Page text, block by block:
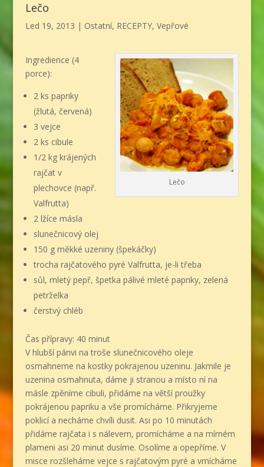
Lečo
Led 19, 2013 | Ostatní, RECEPTY, Vepřové
Lečo
Ingredience (4
porce):
2 ks papriky
(žlutá, červená)
3 vejce
2 ks cibule
1/2 kg krájených
rajčat v
plechovce (např.
Valfrutta)
2 lžíce másla
slunečnicový olej
150 g měkké uzeniny (špekáčky)
trocha rajčatového pyré Valfrutta, je-li třeba
sůl, mletý pepř, špetka pálivé mleté papriky, zelená
petrželka
čerstvý chléb
Čas přípravy: 40 minut
V hlubší pánvi na troše slunečnicového oleje
osmahneme na kostky pokrajenou uzeninu. Jakmile je
uzenina osmahnuta, dáme ji stranou a místo ní na
másle zpěníme cibuli, přidáme na větší proužky
pokrájenou papriku a vše promícháme. Přikryjeme
poklicí a necháme chvíli dusit. Asi po 10 minutách
přidáme rajčata i s nálevem, promícháme a na mírném
plameni asi 20 minut dusíme. Osolíme a opepříme. V
misce rozšleháme vejce s rajčatovým pyré a vmícháme